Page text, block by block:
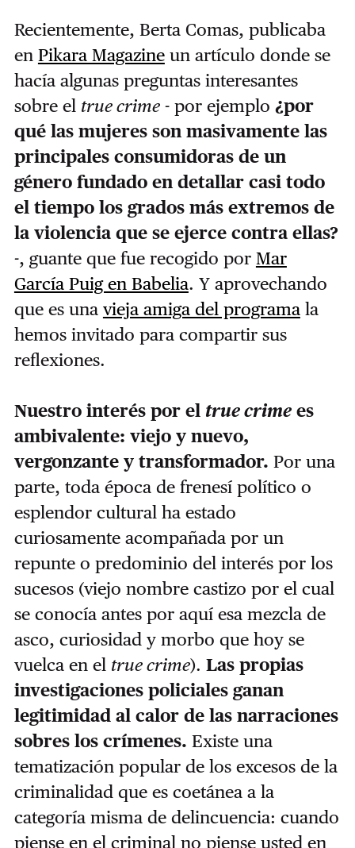
Recientemente, Berta Comas, publicaba
en Pikara Magazineun artículo donde se
hacía algunas preguntas interesantes
sobre el true crime- por ejemplo ¿por
qué las mujeres son masivamente las
principales consumidoras de un
género fundado en detallar casi todo
el tiempo los grados más extremos de
la violencia que se ejerce contra ellas?
-, guante que fue recogido por Mar
García Puig en Babelia. Y aprovechando
que es una vieja amiga del programala
hemos invitado para compartir sus
reflexiones.
Nuestro interés por el true crimees
ambivalente: viejo y nuevo,
vergonzante y transformador. Por una
parte, toda época de frenesí político o
esplendor cultural ha estado
curiosamente acompañada por un
repunte o predominio del interés por los
sucesos (viejo nombre castizo por el cual
se conocía antes por aquí esa mezcla de
asco, curiosidad y morbo que hoy se
vuelca en el true crime). Las propias
investigaciones policiales ganan
legitimidad al calor de las narraciones
sobres los crímenes. Existe una
tematización popular de los excesos de la
criminalidad que es coetánea a la
categoría misma de delincuencia: cuando
piense en el criminal no piense usted en